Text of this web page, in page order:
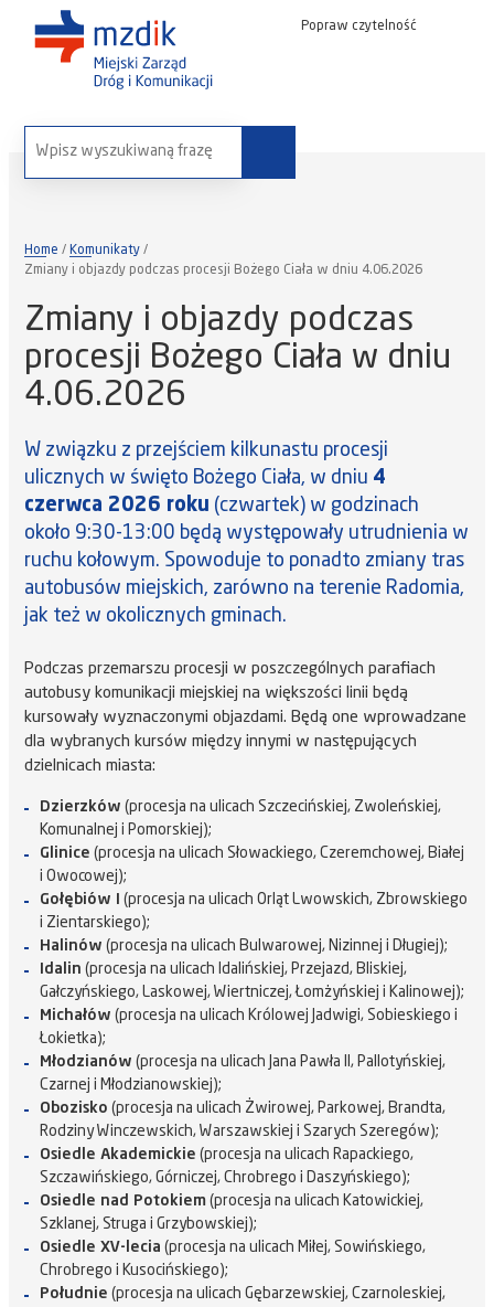
Popraw czytelność
wyszukaj na stronie:
Home
Komunikaty
Zmiany i objazdy podczas procesji Bożego Ciała w dniu 4.06.2026
Zmiany i objazdy podczas
procesji Bożego Ciała w dniu
4.06.2026
W związku z przejściem kilkunastu procesji
ulicznych w święto Bożego Ciała, w dniu 4
czerwca 2026 roku (czwartek) w godzinach
około 9:30-13:00 będą występowały utrudnienia w
ruchu kołowym. Spowoduje to ponadto zmiany tras
autobusów miejskich, zarówno na terenie Radomia,
jak też w okolicznych gminach.
Podczas przemarszu procesji w poszczególnych parafiach
autobusy komunikacji miejskiej na większości linii będą
kursowały wyznaczonymi objazdami. Będą one wprowadzane
dla wybranych kursów między innymi w następujących
dzielnicach miasta:
Dzierzków (procesja na ulicach Szczecińskiej, Zwoleńskiej,
Komunalnej i Pomorskiej);
Glinice (procesja na ulicach Słowackiego, Czeremchowej, Białej
i Owocowej);
Gołębiów I
(procesja na ulicach Orląt Lwowskich, Zbrowskiego
i Zientarskiego);
Halinów (procesja na ulicach Bulwarowej, Nizinnej i Długiej);
Idalin (procesja na ulicach Idalińskiej, Przejazd, Bliskiej,
Gałczyńskiego, Laskowej, Wiertniczej, Łomżyńskiej i Kalinowej);
Michałów (procesja na ulicach Królowej Jadwigi, Sobieskiego i
Łokietka);
Młodzianów (procesja na ulicach Jana Pawła II, Pallotyńskiej,
Czarnej i Młodzianowskiej);
Obozisko (procesja na ulicach Żwirowej, Parkowej, Brandta,
Rodziny Winczewskich, Warszawskiej i Szarych Szeregów);
Osiedle Akademickie (procesja na ulicach Rapackiego,
Szczawińskiego, Górniczej, Chrobrego i Daszyńskiego);
Osiedle nad Potokiem (procesja na ulicach Katowickiej,
Szklanej, Struga i Grzybowskiej);
Osiedle XV-lecia (procesja na ulicach Miłej, Sowińskiego,
Chrobrego i Kusocińskiego);
Południe (procesja na ulicach Gębarzewskiej, Czarnoleskiej,